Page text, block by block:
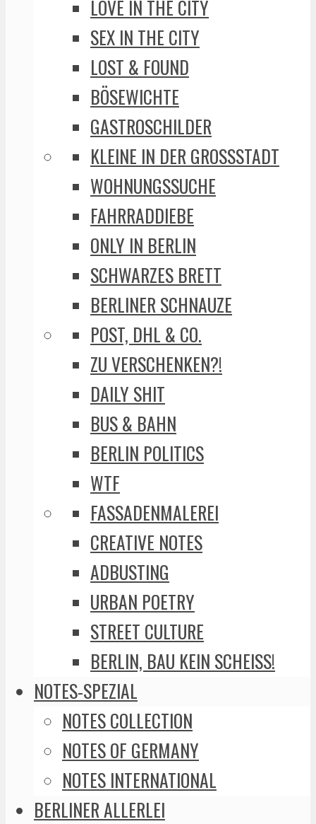
LOVE IN THE CITY
SEX IN THE CITY
LOST & FOUND
BÖSEWICHTE
GASTROSCHILDER
KLEINE IN DER GROSSSTADT
WOHNUNGSSUCHE
FAHRRADDIEBE
ONLY IN BERLIN
SCHWARZES BRETT
BERLINER SCHNAUZE
POST, DHL & CO.
ZU VERSCHENKEN?!
DAILY SHIT
BUS & BAHN
BERLIN POLITICS
WTF
FASSADENMALEREI
CREATIVE NOTES
ADBUSTING
URBAN POETRY
STREET CULTURE
BERLIN, BAU KEIN SCHEISS!
NOTES-SPEZIAL
NOTES COLLECTION
NOTES OF GERMANY
NOTES INTERNATIONAL
BERLINER ALLERLEI